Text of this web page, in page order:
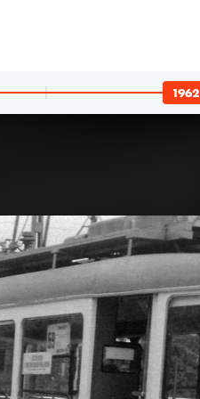
1962 · Cserépváralja
modern templom (tervező: Csaba László, 1961.).
1962